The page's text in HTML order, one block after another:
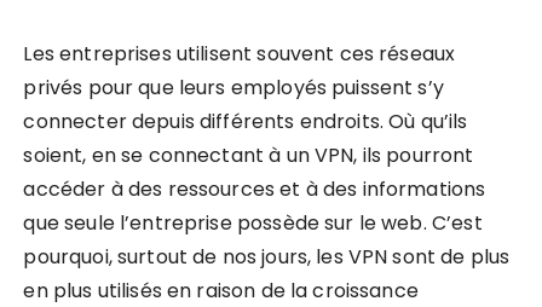
Les entreprises utilisent souvent ces réseaux
privés pour que leurs employés puissent s’y
connecter depuis différents endroits. Où qu’ils
soient, en se connectant à un VPN, ils pourront
accéder à des ressources et à des informations
que seule l’entreprise possède sur le web. C’est
pourquoi, surtout de nos jours, les VPN sont de plus
en plus utilisés en raison de la croissance